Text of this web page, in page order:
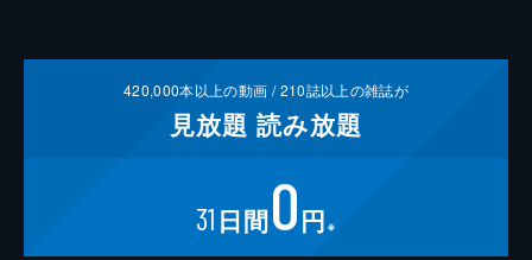
420,000本以上の動画 /210誌以上の雑誌が
見放題 読み放題
31 日間0円 ※